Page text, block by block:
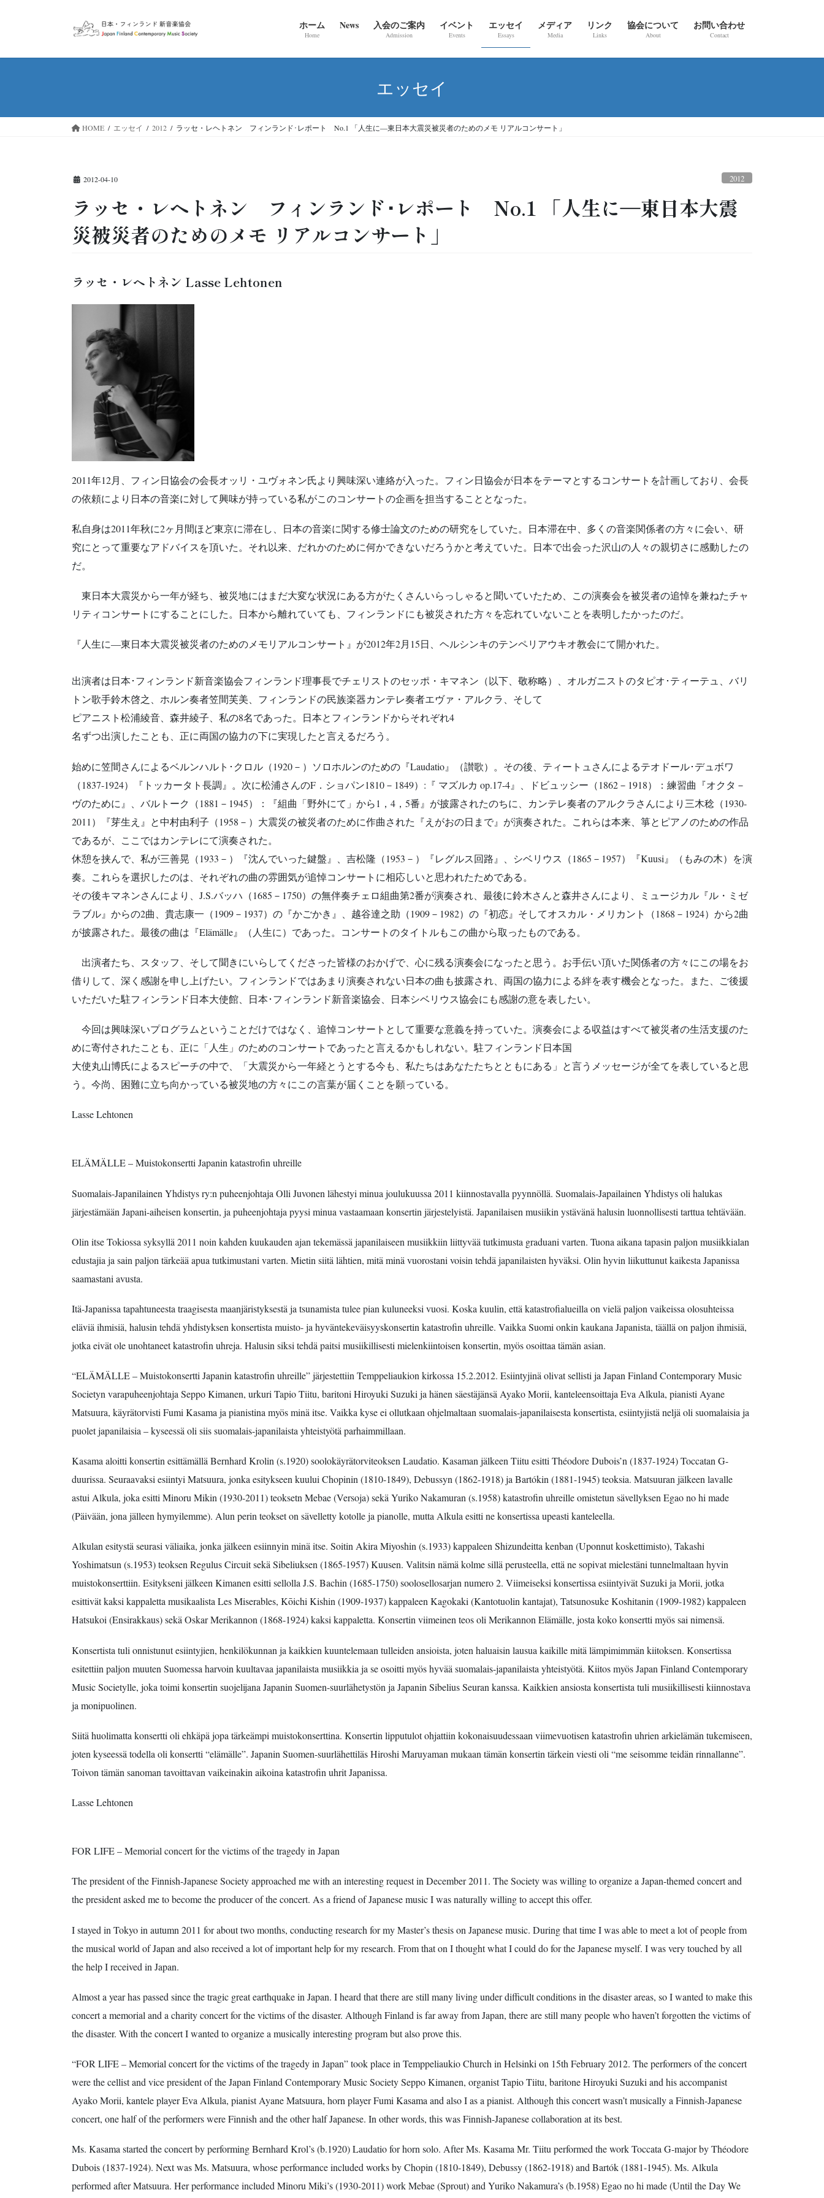
ホーム
Home
News 入会のご案内
Admission
イベント
Events
エッセイ
Essays
メディア
Media
リンク
Links
協会について
About
お問い合わせ
Contact
エッセイ
HOME エッセイ 2012 ラッセ・レヘトネン フィンランド･レポート No.1 「人生に―東日本大震災被災者のためのメモ リアルコンサート」
2012-04-10 2012
ラッセ・レヘトネン フィンランド･レポート No.1 「人生に―東日本大震
災被災者のためのメモ リアルコンサート」
ラッセ・レヘトネン Lasse Lehtonen
2011年12月、フィン日協会の会長オッリ・ユヴォネン氏より興味深い連絡が入った。フィン日協会が日本をテーマとするコンサートを計画しており、会長
の依頼により日本の音楽に対して興味が持っている私がこのコンサートの企画を担当することとなった。
私自身は2011年秋に2ヶ月間ほど東京に滞在し、日本の音楽に関する修士論文のための研究をしていた。日本滞在中、多くの音楽関係者の方々に会い、研
究にとって重要なアドバイスを頂いた。それ以来、だれかのために何かできないだろうかと考えていた。日本で出会った沢山の人々の親切さに感動したの
だ。
東日本大震災から一年が経ち、被災地にはまだ大変な状況にある方がたくさんいらっしゃると聞いていたため、この演奏会を被災者の追悼を兼ねたチャ
リティコンサートにすることにした。日本から離れていても、フィンランドにも被災された方々を忘れていないことを表明したかったのだ。
『人生に―東日本大震災被災者のためのメモリアルコンサート』が2012年2月15日、ヘルシンキのテンペリアウキオ教会にて開かれた。
出演者は日本･フィンランド新音楽協会フィンランド理事長でチェリストのセッポ・キマネン（以下、敬称略）、オルガニストのタピオ･ティーテュ、バリ
トン歌手鈴木啓之、ホルン奏者笠間芙美、フィンランドの民族楽器カンテレ奏者エヴァ・アルクラ、そして
ピアニスト松浦綾音、森井綾子、私の8名であった。日本とフィンランドからそれぞれ4
名ずつ出演したことも、正に両国の協力の下に実現したと言えるだろう。
始めに笠間さんによるベルンハルト･クロル（1920－）ソロホルンのための『Laudatio』（讃歌）。その後、ティートュさんによるテオドール･デュボワ
（1837-1924）『トッカータト長調』。次に松浦さんのF．ショパン1810－1849）:『 マズルカ op.17-4』、ドビュッシー（1862－1918）：練習曲『オクタ－
ヴのために』、バルトーク（1881－1945）：『組曲「野外にて」から1，4，5番』が披露されたのちに、カンテレ奏者のアルクラさんにより三木稔（1930-
2011）『芽生え』と中村由利子（1958－）大震災の被災者のために作曲された『えがおの日まで』が演奏された。これらは本来、箏とピアノのための作品
であるが、ここではカンテレにて演奏された。
休憩を挟んで、私が三善晃（1933－）『沈んでいった鍵盤』、吉松隆（1953－）『レグルス回路』、シベリウス（1865－1957）『Kuusi』（もみの木）を演
奏。これらを選択したのは、それぞれの曲の雰囲気が追悼コンサートに相応しいと思われたためである。
その後キマネンさんにより、J.S.バッハ（1685－1750）の無伴奏チェロ組曲第2番が演奏され、最後に鈴木さんと森井さんにより、ミュージカル『ル・ミゼ
ラブル』からの2曲、貴志康一（1909－1937）の『かごかき』、越谷達之助（1909－1982）の『初恋』そしてオスカル・メリカント（1868－1924）から2曲
が披露された。最後の曲は『Elämälle』（人生に）であった。コンサートのタイトルもこの曲から取ったものである。
出演者たち、スタッフ、そして聞きにいらしてくださった皆様のおかげで、心に残る演奏会になったと思う。お手伝い頂いた関係者の方々にこの場をお
借りして、深く感謝を申し上げたい。フィンランドではあまり演奏されない日本の曲も披露され、両国の協力による絆を表す機会となった。また、ご後援
いただいた駐フィンランド日本大使館、日本･フィンランド新音楽協会、日本シベリウス協会にも感謝の意を表したい。
今回は興味深いプログラムということだけではなく、追悼コンサートとして重要な意義を持っていた。演奏会による収益はすべて被災者の生活支援のた
めに寄付されたことも、正に「人生」のためのコンサートであったと言えるかもしれない。駐フィンランド日本国
大使丸山博氏によるスピーチの中で、「大震災から一年経とうとする今も、私たちはあなたたちとともにある」と言うメッセージが全てを表していると思
う。今尚、困難に立ち向かっている被災地の方々にこの言葉が届くことを願っている。
Lasse Lehtonen
ELÄMÄLLE – Muistokonsertti Japanin katastrofin uhreille
Suomalais-Japanilainen Yhdistys ry:n puheenjohtaja Olli Juvonen lähestyi minua joulukuussa 2011 kiinnostavalla pyynnöllä. Suomalais-Japailainen Yhdistys oli halukas
järjestämään Japani-aiheisen konsertin, ja puheenjohtaja pyysi minua vastaamaan konsertin järjestelyistä. Japanilaisen musiikin ystävänä halusin luonnollisesti tarttua tehtävään.
Olin itse Tokiossa syksyllä 2011 noin kahden kuukauden ajan tekemässä japanilaiseen musiikkiin liittyvää tutkimusta graduani varten. Tuona aikana tapasin paljon musiikkialan
edustajia ja sain paljon tärkeää apua tutkimustani varten. Mietin siitä lähtien, mitä minä vuorostani voisin tehdä japanilaisten hyväksi. Olin hyvin liikuttunut kaikesta Japanissa
saamastani avusta.
Itä-Japanissa tapahtuneesta traagisesta maanjäristyksestä ja tsunamista tulee pian kuluneeksi vuosi. Koska kuulin, että katastrofialueilla on vielä paljon vaikeissa olosuhteissa
eläviä ihmisiä, halusin tehdä yhdistyksen konsertista muisto- ja hyväntekeväisyyskonsertin katastrofin uhreille. Vaikka Suomi onkin kaukana Japanista, täällä on paljon ihmisiä,
jotka eivät ole unohtaneet katastrofin uhreja. Halusin siksi tehdä paitsi musiikillisesti mielenkiintoisen konsertin, myös osoittaa tämän asian.
“ELÄMÄLLE – Muistokonsertti Japanin katastrofin uhreille” järjestettiin Temppeliaukion kirkossa 15.2.2012. Esiintyjinä olivat sellisti ja Japan Finland Contemporary Music
Societyn varapuheenjohtaja Seppo Kimanen, urkuri Tapio Tiitu, baritoni Hiroyuki Suzuki ja hänen säestäjänsä Ayako Morii, kanteleensoittaja Eva Alkula, pianisti Ayane
Matsuura, käyrätorvisti Fumi Kasama ja pianistina myös minä itse. Vaikka kyse ei ollutkaan ohjelmaltaan suomalais-japanilaisesta konsertista, esiintyjistä neljä oli suomalaisia ja
puolet japanilaisia – kyseessä oli siis suomalais-japanilaista yhteistyötä parhaimmillaan.
Kasama aloitti konsertin esittämällä Bernhard Krolin (s.1920) soolokäyrätorviteoksen Laudatio. Kasaman jälkeen Tiitu esitti Théodore Dubois’n (1837-1924) Toccatan G-
duurissa. Seuraavaksi esiintyi Matsuura, jonka esitykseen kuului Chopinin (1810-1849), Debussyn (1862-1918) ja Bartókin (1881-1945) teoksia. Matsuuran jälkeen lavalle
astui Alkula, joka esitti Minoru Mikin (1930-2011) teoksetn Mebae (Versoja) sekä Yuriko Nakamuran (s.1958) katastrofin uhreille omistetun sävellyksen Egao no hi made
(Päivään, jona jälleen hymyilemme). Alun perin teokset on sävelletty kotolle ja pianolle, mutta Alkula esitti ne konsertissa upeasti kanteleella.
Alkulan esitystä seurasi väliaika, jonka jälkeen esiinnyin minä itse. Soitin Akira Miyoshin (s.1933) kappaleen Shizundeitta kenban (Uponnut koskettimisto), Takashi
Yoshimatsun (s.1953) teoksen Regulus Circuit sekä Sibeliuksen (1865-1957) Kuusen. Valitsin nämä kolme sillä perusteella, että ne sopivat mielestäni tunnelmaltaan hyvin
muistokonserttiin. Esitykseni jälkeen Kimanen esitti sellolla J.S. Bachin (1685-1750) soolosellosarjan numero 2. Viimeiseksi konsertissa esiintyivät Suzuki ja Morii, jotka
esittivät kaksi kappaletta musikaalista Les Miserables, Kōichi Kishin (1909-1937) kappaleen Kagokaki (Kantotuolin kantajat), Tatsunosuke Koshitanin (1909-1982) kappaleen
Hatsukoi (Ensirakkaus) sekä Oskar Merikannon (1868-1924) kaksi kappaletta. Konsertin viimeinen teos oli Merikannon Elämälle, josta koko konsertti myös sai nimensä.
Konsertista tuli onnistunut esiintyjien, henkilökunnan ja kaikkien kuuntelemaan tulleiden ansioista, joten haluaisin lausua kaikille mitä lämpimimmän kiitoksen. Konsertissa
esitettiin paljon muuten Suomessa harvoin kuultavaa japanilaista musiikkia ja se osoitti myös hyvää suomalais-japanilaista yhteistyötä. Kiitos myös Japan Finland Contemporary
Music Societylle, joka toimi konsertin suojelijana Japanin Suomen-suurlähetystön ja Japanin Sibelius Seuran kanssa. Kaikkien ansiosta konsertista tuli musiikillisesti kiinnostava
ja monipuolinen.
Siitä huolimatta konsertti oli ehkäpä jopa tärkeämpi muistokonserttina. Konsertin lipputulot ohjattiin kokonaisuudessaan viimevuotisen katastrofin uhrien arkielämän tukemiseen,
joten kyseessä todella oli konsertti “elämälle”. Japanin Suomen-suurlähettiläs Hiroshi Maruyaman mukaan tämän konsertin tärkein viesti oli “me seisomme teidän rinnallanne”.
Toivon tämän sanoman tavoittavan vaikeinakin aikoina katastrofin uhrit Japanissa.
Lasse Lehtonen
FOR LIFE – Memorial concert for the victims of the tragedy in Japan
The president of the Finnish-Japanese Society approached me with an interesting request in December 2011. The Society was willing to organize a Japan-themed concert and
the president asked me to become the producer of the concert. As a friend of Japanese music I was naturally willing to accept this offer.
I stayed in Tokyo in autumn 2011 for about two months, conducting research for my Master’s thesis on Japanese music. During that time I was able to meet a lot of people from
the musical world of Japan and also received a lot of important help for my research. From that on I thought what I could do for the Japanese myself. I was very touched by all
the help I received in Japan.
Almost a year has passed since the tragic great earthquake in Japan. I heard that there are still many living under difficult conditions in the disaster areas, so I wanted to make this
concert a memorial and a charity concert for the victims of the disaster. Although Finland is far away from Japan, there are still many people who haven’t forgotten the victims of
the disaster. With the concert I wanted to organize a musically interesting program but also prove this.
“FOR LIFE – Memorial concert for the victims of the tragedy in Japan” took place in Temppeliaukio Church in Helsinki on 15th February 2012. The performers of the concert
were the cellist and vice president of the Japan Finland Contemporary Music Society Seppo Kimanen, organist Tapio Tiitu, baritone Hiroyuki Suzuki and his accompanist
Ayako Morii, kantele player Eva Alkula, pianist Ayane Matsuura, horn player Fumi Kasama and also I as a pianist. Although this concert wasn’t musically a Finnish-Japanese
concert, one half of the performers were Finnish and the other half Japanese. In other words, this was Finnish-Japanese collaboration at its best.
Ms. Kasama started the concert by performing Bernhard Krol’s (b.1920) Laudatio for horn solo. After Ms. Kasama Mr. Tiitu performed the work Toccata G-major by Théodore
Dubois (1837-1924). Next was Ms. Matsuura, whose performance included works by Chopin (1810-1849), Debussy (1862-1918) and Bartók (1881-1945). Ms. Alkula
performed after Matsuura. Her performance included Minoru Miki’s (1930-2011) work Mebae (Sprout) and Yuriko Nakamura’s (b.1958) Egao no hi made (Until the Day We